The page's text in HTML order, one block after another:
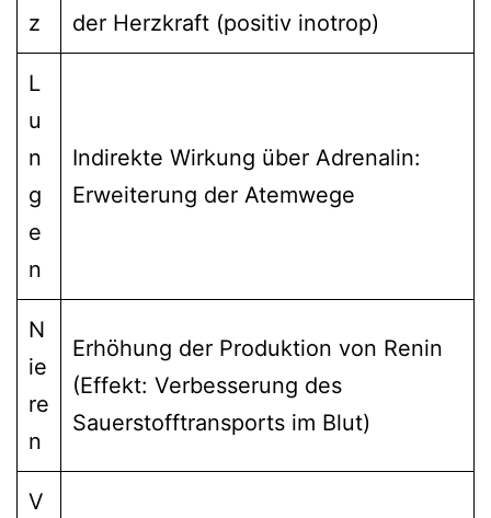
z
der Herzkraft (positiv inotrop)
L
u
n
g
e
n
Indirekte Wirkung über Adrenalin:
Erweiterung der Atemwege
N
ie
re
n
Erhöhung der Produktion von Renin
(Effekt: Verbesserung des
Sauerstofftransports im Blut)
V